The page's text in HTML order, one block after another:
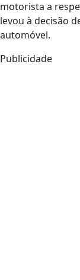
motorista a
levou à decisão
automóvel.
Publicidade